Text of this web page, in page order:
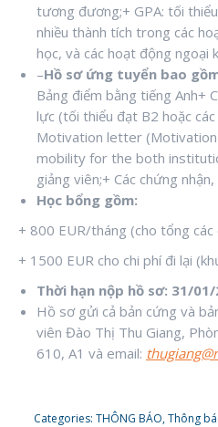
tương đương;+ GPA: tối
nhiều thành tích trong các
học, và các hoạt động ngoại
–Hồ sơ ứng tuyển bao
Bảng điểm bằng tiếng Anh+
lực (tối thiểu đạt B2 hoặc
Motivation letter
mobility for the both
giảng viên;+ Các chứng
Học bổng gồm:
+ 800 EUR/tháng (cho tổng các
+ 1500 EUR cho chi phí đi lại
Thời hạn nộp hồ sơ: 31/01/
Hồ sơ gửi cả bản cứng và
viên Đào Thị Thu Giang,
610, A1 và email:
Categories: THÔNG BÁO,Thông